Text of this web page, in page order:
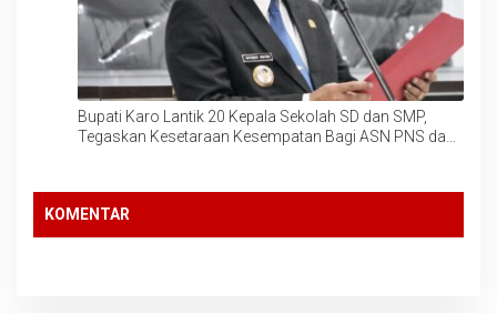
Bupati Karo Lantik 20 Kepala Sekolah SD dan SMP,
Tegaskan Kesetaraan Kesempatan Bagi ASN PNS dan
KOMENTAR